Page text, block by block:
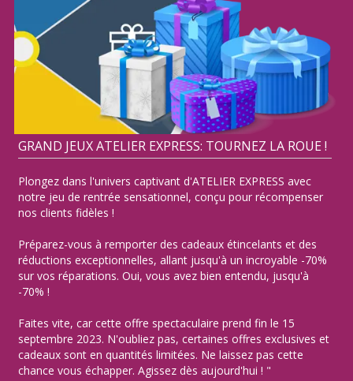
GRAND JEUX ATELIER EXPRESS: TOURNEZ LA ROUE !
Plongez dans l'univers captivant d'ATELIER EXPRESS avec
notre jeu de rentrée sensationnel, conçu pour récompenser
nos clients fidèles !
Préparez-vous à remporter des cadeaux étincelants et des
réductions exceptionnelles, allant jusqu'à un incroyable -70%
sur vos réparations. Oui, vous avez bien entendu, jusqu'à
-70% !
Faites vite, car cette offre spectaculaire prend fin le 15
septembre 2023. N'oubliez pas, certaines offres exclusives et
cadeaux sont en quantités limitées. Ne laissez pas cette
chance vous échapper. Agissez dès aujourd'hui ! "